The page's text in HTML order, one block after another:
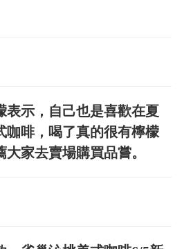
表示，自己也是喜歡在夏
咖啡，喝了真的很有檸檬
家去賣場購買品嘗。